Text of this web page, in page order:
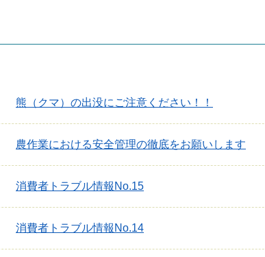
熊（クマ）の出没にご注意ください！！
農作業における安全管理の徹底をお願いします
消費者トラブル情報No.15
消費者トラブル情報No.14